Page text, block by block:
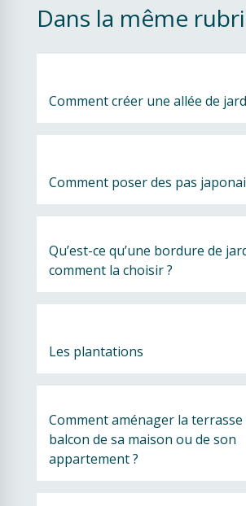
Dans la même
Comment créer une allée de
Comment poser des pas
Qu’est-ce qu’une bordure de
comment la choisir ?
Les plantations
Comment aménager la terrasse
balcon de sa maison ou de son
appartement ?